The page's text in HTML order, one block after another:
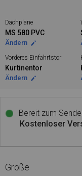
Dachplane
MS 580 PVC
Ändern
Vorderes Einfahrtstor
Kurtinentor
Ändern
Bereit zum
Kostenloser
Größe